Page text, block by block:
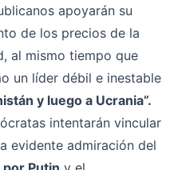
apoyarán su
de los precios de la
al mismo tiempo que
un líder débil e inestable
y luego a Ucrania”.
intentarán vincular
evidente admiración del